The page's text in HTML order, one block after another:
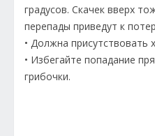
градусов. Скачек вверх
перепады приведут к
• Должна присутствовать
• Избегайте попадание
грибочки.